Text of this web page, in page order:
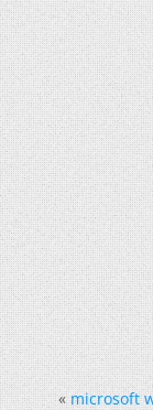
« microsoft